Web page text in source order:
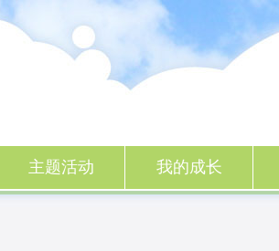
主题活动 我的成长